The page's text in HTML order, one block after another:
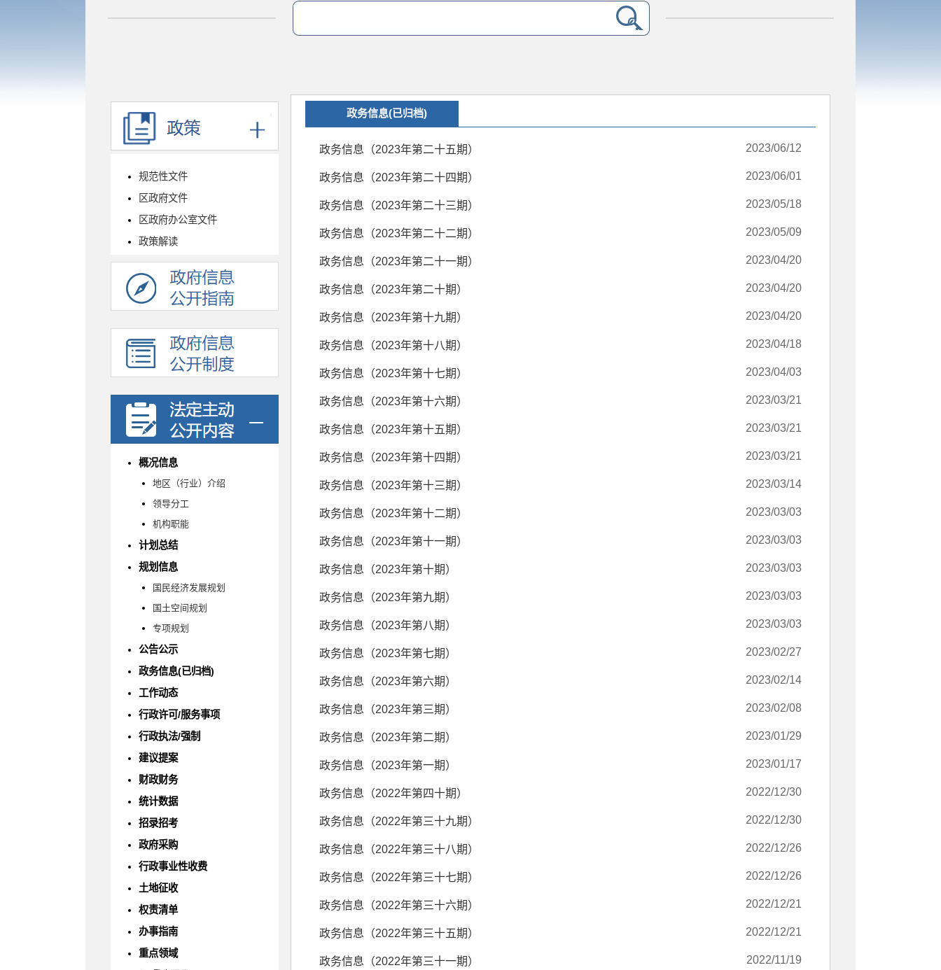
规范性文件
区政府文件
区政府办公室文件
政策解读
概况信息
地区（行业）介绍
领导分工
机构职能
计划总结
规划信息
国民经济发展规划
国土空间规划
专项规划
公告公示
政务信息(已归档)
工作动态
行政许可/服务事项
行政执法/强制
建议提案
财政财务
统计数据
招录招考
政府采购
行政事业性收费
土地征收
权责清单
办事指南
重点领域
政务信息(已归档)
政务信息（2023年第二十五期） 2023/06/12
政务信息（2023年第二十四期） 2023/06/01
政务信息（2023年第二十三期） 2023/05/18
政务信息（2023年第二十二期） 2023/05/09
政务信息（2023年第二十一期） 2023/04/20
政务信息（2023年第二十期） 2023/04/20
政务信息（2023年第十九期） 2023/04/20
政务信息（2023年第十八期） 2023/04/18
政务信息（2023年第十七期） 2023/04/03
政务信息（2023年第十六期） 2023/03/21
政务信息（2023年第十五期） 2023/03/21
政务信息（2023年第十四期） 2023/03/21
政务信息（2023年第十三期） 2023/03/14
政务信息（2023年第十二期） 2023/03/03
政务信息（2023年第十一期） 2023/03/03
政务信息（2023年第十期） 2023/03/03
政务信息（2023年第九期） 2023/03/03
政务信息（2023年第八期） 2023/03/03
政务信息（2023年第七期） 2023/02/27
政务信息（2023年第六期） 2023/02/14
政务信息（2023年第三期） 2023/02/08
政务信息（2023年第二期） 2023/01/29
政务信息（2023年第一期） 2023/01/17
政务信息（2022年第四十期） 2022/12/30
政务信息（2022年第三十九期） 2022/12/30
政务信息（2022年第三十八期） 2022/12/26
政务信息（2022年第三十七期） 2022/12/26
政务信息（2022年第三十六期） 2022/12/21
政务信息（2022年第三十五期） 2022/12/21
政务信息（2022年第三十一期） 2022/11/19